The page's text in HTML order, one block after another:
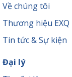
Về chúng tôi
Thương hiệu EXQ
Tin tức & Sự kiện
Đại lý